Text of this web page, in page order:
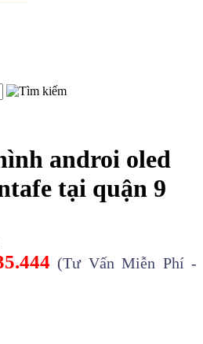
androi oled
tại quận 9
(Tư Vấn Miễn Phí -